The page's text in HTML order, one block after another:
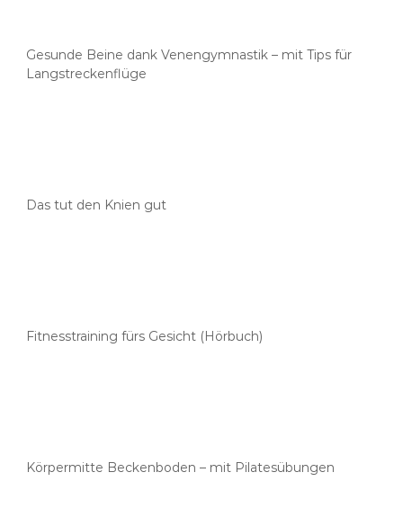
Gesunde Beine dank Venengymnastik – mit Tips für
Langstreckenflüge
Das tut den Knien gut
Fitnesstraining fürs Gesicht (Hörbuch)
Körpermitte Beckenboden – mit Pilatesübungen